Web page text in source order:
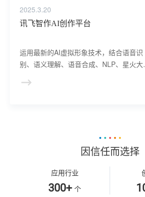
2025.3.20
讯飞智作AI创作平台
运用最新的AI虚拟形象技术，结合语音识
别、语义理解、语音合成、NLP、星火大
建、AI驱动、多模态交互的多场景虚拟人产
因信任而选择
应用行业
300+ 个